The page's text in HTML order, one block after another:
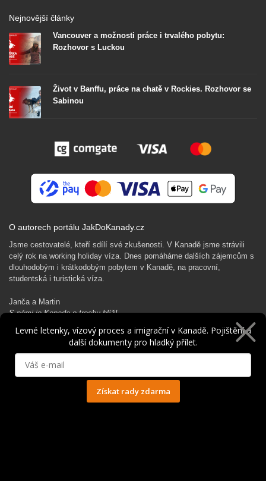
Nejnovější články
Vancouver a možnosti práce i trvalého pobytu:
Rozhovor s Luckou
Život v Banffu, práce na chatě v Rockies. Rozhovor se
Sabinou
O autorech portálu JakDoKanady.cz
Jsme cestovatelé, kteří sdílí své zkušenosti. V Kanadě jsme strávili
celý rok na working holiday víza. Dnes pomáháme dalších zájemcům s
dlouhodobým i krátkodobým pobytem v Kanadě, na pracovní,
studentská i turistická víza.
Janča a Martin
S námi je Kanada o trochu blíž!
Rádi Ti pomůžeme s kanadským dobrodružstvím…
Levné letenky, vízový proces a imigrační v Kanadě. Pojištění a
další dokumenty pro hladký přílet.
Získat rady zdarma